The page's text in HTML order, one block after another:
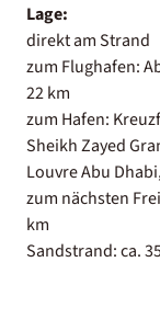
Lage:
direkt am Strand
zum Flughafen:
22 km
zum Hafen:
Sheikh Zayed
Louvre Abu
zum nächsten
km
Sandstrand: ca.